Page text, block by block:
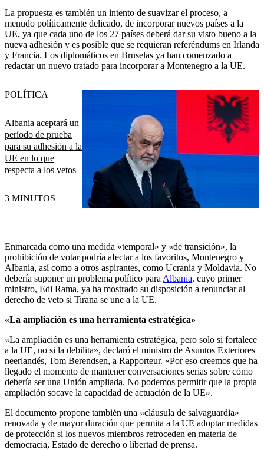
La propuesta es también un intento de suavizar el proceso, a
menudo políticamente delicado, de incorporar nuevos países a la
UE, ya que cada uno de los 27 países deberá dar su visto bueno a la
nueva adhesión y es posible que se requieran referéndums en Irlanda
y Francia. Los diplomáticos en Bruselas ya han comenzado a
redactar un nuevo tratado para incorporar a Montenegro a la UE.
Albania aceptará un
período de prueba
para su adhesión a la
UE en lo que
respecta a los vetos
POLÍTICA
3 MINUTOS
Enmarcada como una medida «temporal» y «de transición», la
prohibición de votar podría afectar a los favoritos, Montenegro y
Albania, así como a otros aspirantes, como Ucrania y Moldavia. No
debería suponer un problema político para Albania, cuyo primer
ministro, Edi Rama, ya ha mostrado su disposición a renunciar al
derecho de veto si Tirana se une a la UE.
«La ampliación es una herramienta estratégica»
«La ampliación es una herramienta estratégica, pero solo si fortalece
a la UE, no si la debilita», declaró el ministro de Asuntos Exteriores
neerlandés, Tom Berendsen, a Rapporteur. «Por eso creemos que ha
llegado el momento de mantener conversaciones serias sobre cómo
debería ser una Unión ampliada. No podemos permitir que la propia
ampliación socave la capacidad de actuación de la UE».
El documento propone también una «cláusula de salvaguardia»
renovada y de mayor duración que permita a la UE adoptar medidas
de protección si los nuevos miembros retroceden en materia de
democracia, Estado de derecho o libertad de prensa.